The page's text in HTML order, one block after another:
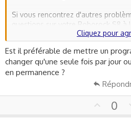
Si vous rencontrez d'autres
questions sur votre Roborock S8 à
revenir - je serai ravi de vous aider.
Profitez de votre nettoyage avec le
Cliquez pour
Est il préférable de mettre un
changer qu'une seule fois par jour
en permanence ?
0